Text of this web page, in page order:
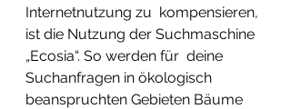
Internetnutzung zu  kompensieren,
ist die Nutzung der Suchmaschine
„Ecosia“. So werden für  deine
Suchanfragen in ökologisch
beanspruchten Gebieten Bäume